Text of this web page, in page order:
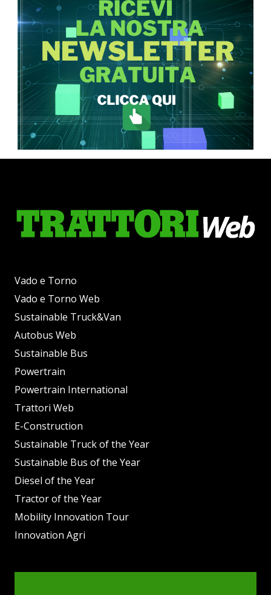
Vado e Torno
Vado e Torno Web
Sustainable Truck&Van
Autobus Web
Sustainable Bus
Powertrain
Powertrain International
Trattori Web
E-Construction
Sustainable Truck of the Year
Sustainable Bus of the Year
Diesel of the Year
Tractor of the Year
Mobility Innovation Tour
Innovation Agri